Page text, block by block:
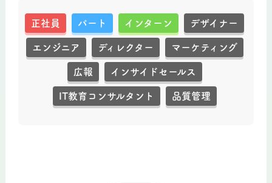
正社員 パート インターン デザイナー
エンジニア ディレクター マーケティング
広報 インサイドセールス
IT教育コンサルタント 品質管理